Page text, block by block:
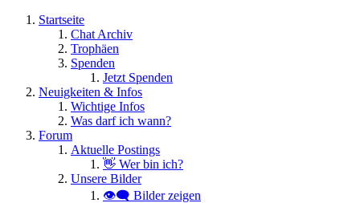
Startseite
Chat Archiv
Trophäen
Spenden
Jetzt Spenden
Neuigkeiten & Infos
Wichtige Infos
Was darf ich wann?
Forum
Aktuelle Postings
👋 Wer bin ich?
Unsere Bilder
👁️‍🗨️ Bilder zeigen